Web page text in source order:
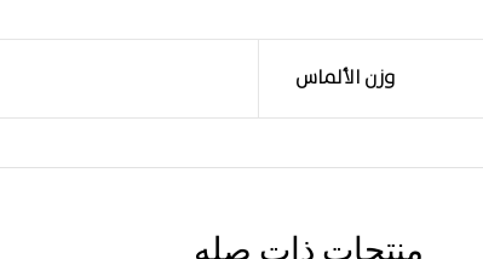
وزن الألماس